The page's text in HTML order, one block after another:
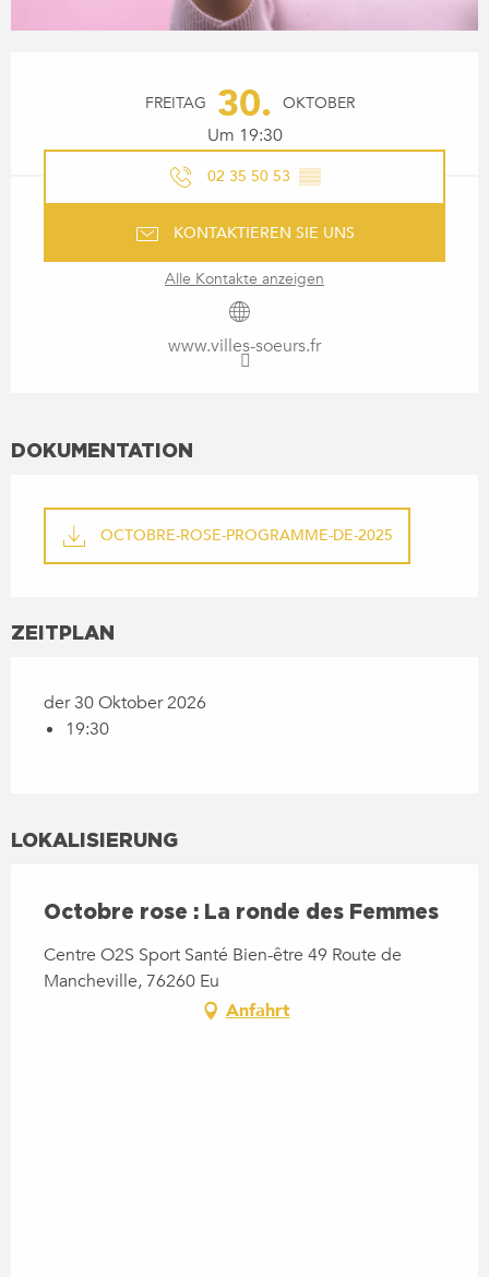
FREITAG 30. OKTOBER
Um 19:30
02 35 50 53 ▒▒
KONTAKTIEREN SIE UNS
Alle Kontakte anzeigen
www.villes-soeurs.fr
DOKUMENTATION
OCTOBRE-ROSE-PROGRAMME-DE-2025
ZEITPLAN
der 30 Oktober 2026
19:30
LOKALISIERUNG
Octobre rose : La ronde des Femmes
Centre O2S Sport Santé Bien-être 49 Route de
Mancheville, 76260 Eu
Anfahrt